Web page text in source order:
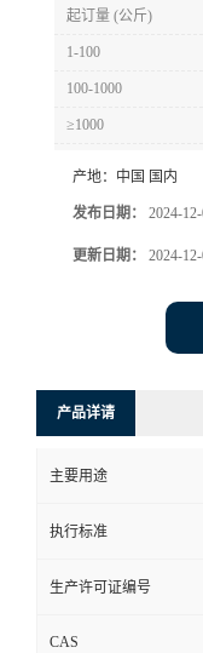
起订量 (公斤)
1-100
100-1000
≥1000
产地： 中国 国内
发布日期： 2024-
更新日期： 2024-
产品详请
主要用途
执行标准
生产许可证编号
CAS